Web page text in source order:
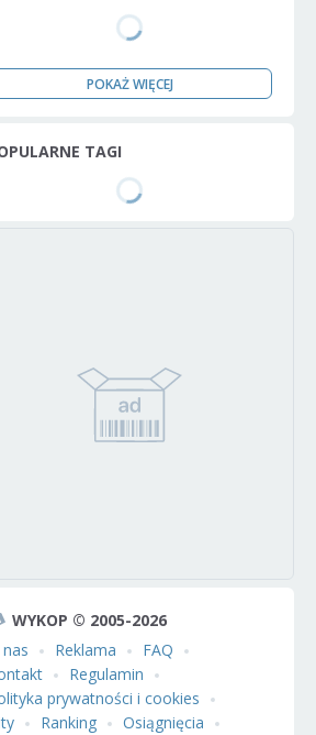
POKAŻ WIĘCEJ
TAGI
WYKOP © 2005-2026
Reklama
FAQ
Regulamin
prywatności i cookies
Ranking
Osiągnięcia